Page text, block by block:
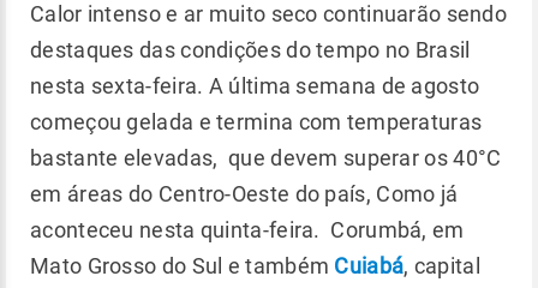
Calor intenso e ar muito seco continuarão sendo
destaques das condições do tempo no Brasil
nesta sexta-feira. A última semana de agosto
começou gelada e termina com temperaturas
bastante elevadas, que devem superar os 40°C
em áreas do Centro-Oeste do país, Como já
aconteceu nesta quinta-feira. Corumbá, em
Mato Grosso do Sul e também Cuiabá, capital